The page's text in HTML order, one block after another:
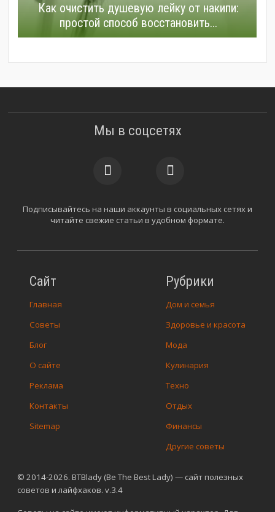
Как очистить душевую лейку от накипи:
простой способ восстановить...
© 2014-2026. BTBlady (Be The Best Lady) — сайт полезных
советов и лайфхаков. v.3.4
Сайт
Главная
Советы
Блог
О сайте
Реклама
Контакты
Sitemap
Рубрики
Дом и семья
Здоровье и красота
Мода
Кулинария
Техно
Отдых
Финансы
Другие советы
Мы в соцсетях
Подписывайтесь на наши аккаунты в социальных сетях и
читайте свежие статьи в удобном формате.